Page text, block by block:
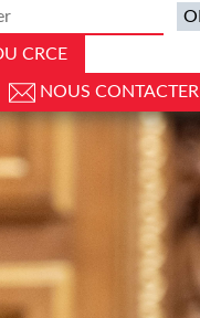
CRCE
NOUS CONTACTER